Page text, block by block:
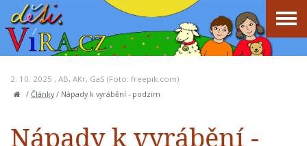
2. 10. 2025 , AB, AKr, GaS (Foto: freepik.com)
/ Články/ Nápady k vyrábění - podzim
Nápady k vyrábění -